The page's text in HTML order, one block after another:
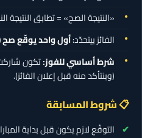
«النتيجة الصح» = تطابق النتيجة
الفائز بيتحدّد:أول واحد يوقّع صح
شرط أساسي للفوز:تكون
(وبنتأكد منه قبل إعلان الفائز).
📋 شروط المسابقة
التوقّع لازم يكون قبل بداية